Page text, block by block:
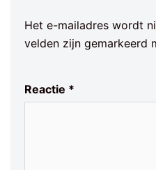
Het e-mailadres wordt
velden zijn gemarkeerd
Reactie *